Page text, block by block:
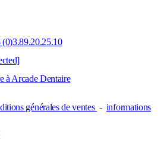
à Arcade Dentaire
générales de ventes - informations